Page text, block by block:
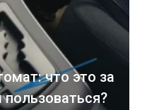
что это за